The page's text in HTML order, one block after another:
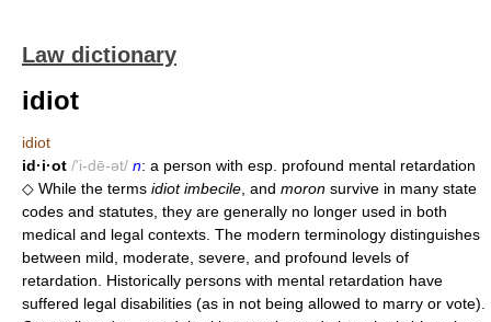
Law dictionary
idiot
idiot
id·i·ot /'i-dē-ət/ n: a person with esp. profound mental retardation
◇ While the terms idiot imbecile , and moron survive in many state
codes and statutes, they are generally no longer used in both
medical and legal contexts. The modern terminology distinguishes
between mild, moderate, severe, and profound levels of
retardation. Historically persons with mental retardation have
suffered legal disabilities (as in not being allowed to marry or vote).